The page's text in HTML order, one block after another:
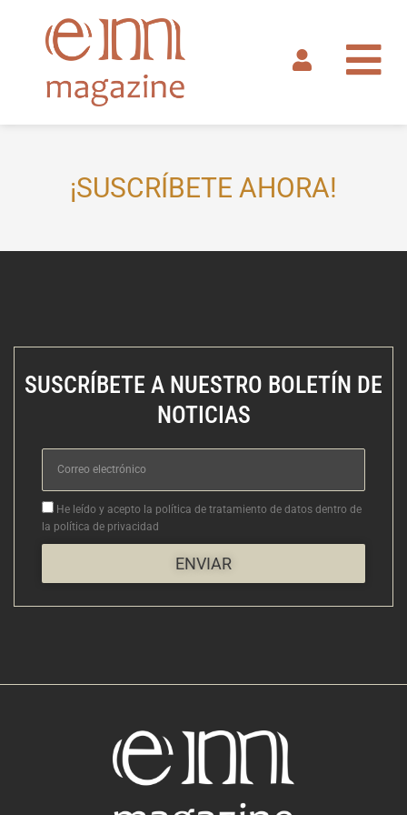
contenido
¡SUSCRÍBETE AHORA!
SUSCRÍBETE A NUESTRO BOLETÍN DE
NOTICIAS
Correo
electrónico
Aceptacion
He leído y acepto la política de tratamiento de datos dentro de
la política de privacidad
ENVIAR